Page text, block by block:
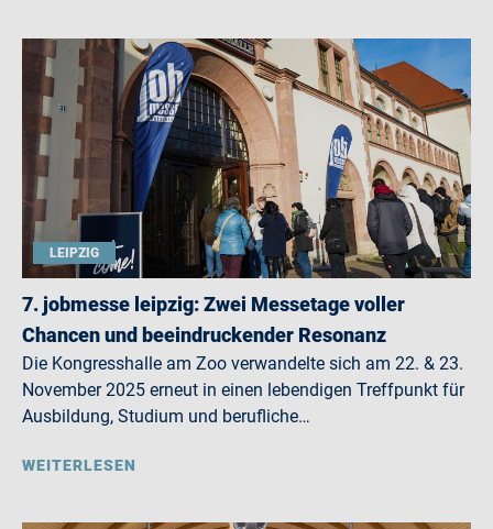
LEIPZIG
7. jobmesse leipzig: Zwei Messetage voller
Chancen und beeindruckender Resonanz
Die Kongresshalle am Zoo verwandelte sich am 22. & 23.
November 2025 erneut in einen lebendigen Treffpunkt für
Ausbildung, Studium und berufliche…
WEITERLESEN